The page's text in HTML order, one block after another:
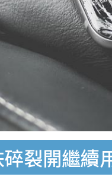
裂開繼續